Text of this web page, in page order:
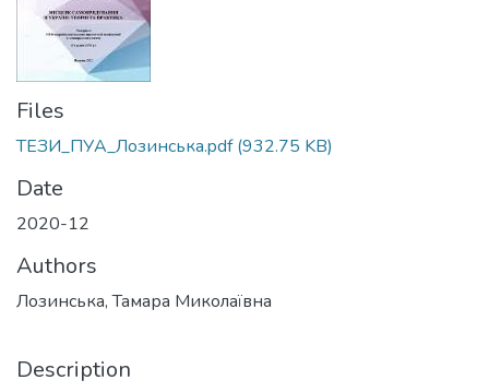
Files
ТЕЗИ_ПУА_Лозинська.pdf(932.75 KB)
Date
2020-12
Authors
Лозинська, Тамара Миколаївна
Description